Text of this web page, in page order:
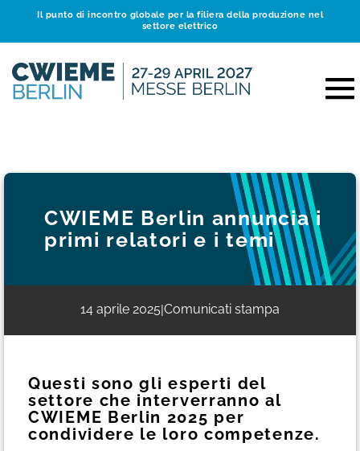
Il punto di incontro globale per la filiera della produzione nel
settore elettrico
CWIEME Berlin annuncia i
primi relatori e i temi
14 aprile 2025|Comunicati stampa
Questi sono gli esperti del
settore che interverranno al
CWIEME Berlin 2025 per
condividere le loro competenze.